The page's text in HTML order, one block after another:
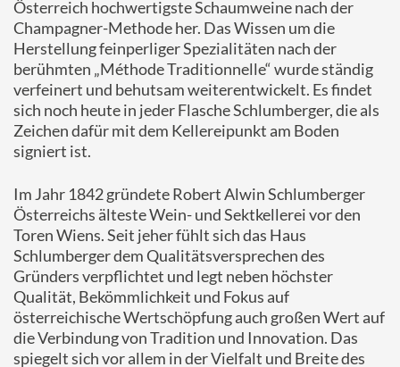
Österreich hochwertigste Schaumweine nach der
Champagner-Methode her. Das Wissen um die
Herstellung feinperliger Spezialitäten nach der
berühmten „Méthode Traditionnelle“ wurde ständig
verfeinert und behutsam weiterentwickelt. Es findet
sich noch heute in jeder Flasche Schlumberger, die als
Zeichen dafür mit dem Kellereipunkt am Boden
signiert ist.
Im Jahr 1842 gründete Robert Alwin Schlumberger
Österreichs älteste Wein- und Sektkellerei vor den
Toren Wiens. Seit jeher fühlt sich das Haus
Schlumberger dem Qualitätsversprechen des
Gründers verpflichtet und legt neben höchster
Qualität, Bekömmlichkeit und Fokus auf
österreichische Wertschöpfung auch großen Wert auf
die Verbindung von Tradition und Innovation. Das
spiegelt sich vor allem in der Vielfalt und Breite des